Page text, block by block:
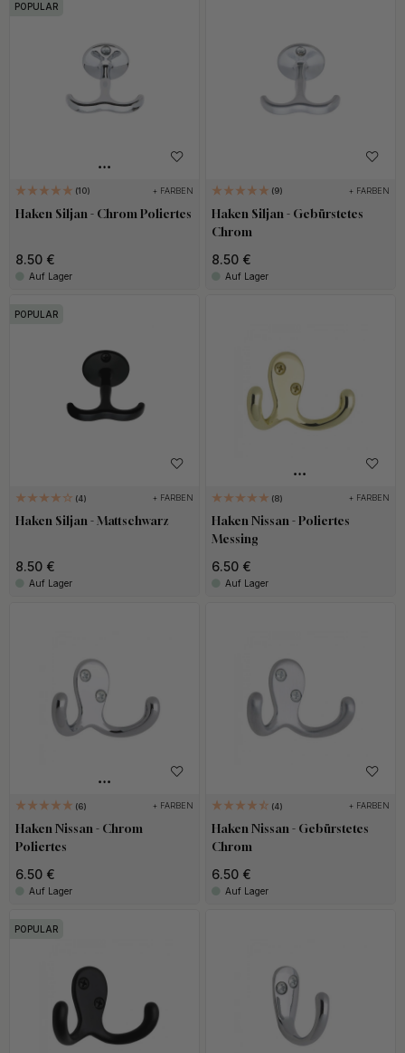
POPULAR
10 + FARBEN
Haken Siljan - Chrom Poliertes
8.50 €
Auf Lager
9 + FARBEN
Haken Siljan - Gebürstetes
Chrom
8.50 €
Auf Lager
POPULAR
4 + FARBEN
Haken Siljan - Mattschwarz
8.50 €
Auf Lager
8 + FARBEN
Haken Nissan - Poliertes
Messing
6.50 €
Auf Lager
6 + FARBEN
Haken Nissan - Chrom
Poliertes
6.50 €
Auf Lager
4 + FARBEN
Haken Nissan - Gebürstetes
Chrom
6.50 €
Auf Lager
POPULAR